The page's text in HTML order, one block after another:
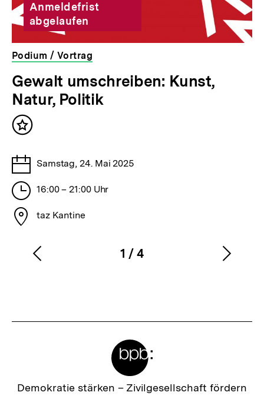
Anmeldefrist
abgelaufen
Podium / Vortrag
veranstaltet
von
der
bpb
Gewalt umschreiben: Kunst,
Natur, Politik
Inhalt
Tage
Samstag, 24. Mai 2025
Stunden
16:00 – 21:00 Uhr
Stadt
taz Kantine
Karussellinhalt
1
von
/4
Vorherigen
Zur
Demokratie stärken – Zivilgesellschaft fördern